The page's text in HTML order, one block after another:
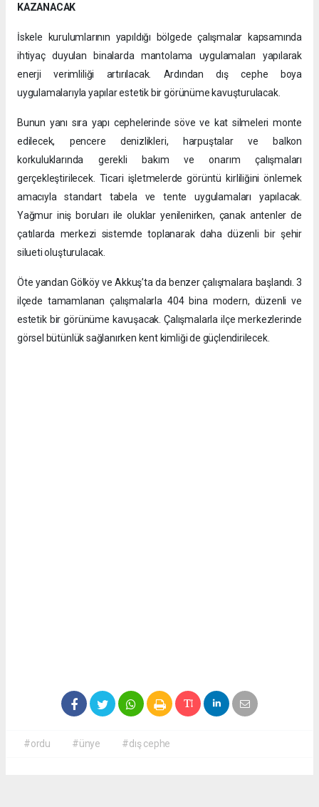
KAZANACAK
İskele kurulumlarının yapıldığı bölgede çalışmalar kapsamında
ihtiyaç duyulan binalarda mantolama uygulamaları yapılarak
enerji verimliliği artırılacak. Ardından dış cephe boya
uygulamalarıyla yapılar estetik bir görünüme kavuşturulacak.
Bunun yanı sıra yapı cephelerinde söve ve kat silmeleri monte
edilecek, pencere denizlikleri, harpuştalar ve balkon
korkuluklarında gerekli bakım ve onarım çalışmaları
gerçekleştirilecek. Ticari işletmelerde görüntü kirliliğini önlemek
amacıyla standart tabela ve tente uygulamaları yapılacak.
Yağmur iniş boruları ile oluklar yenilenirken, çanak antenler de
çatılarda merkezi sistemde toplanarak daha düzenli bir şehir
silueti oluşturulacak.
Öte yandan Gölköy ve Akkuş’ta da benzer çalışmalara başlandı. 3
ilçede tamamlanan çalışmalarla 404 bina modern, düzenli ve
estetik bir görünüme kavuşacak. Çalışmalarla ilçe merkezlerinde
görsel bütünlük sağlanırken kent kimliği de güçlendirilecek.
#ordu #ünye #dış cephe